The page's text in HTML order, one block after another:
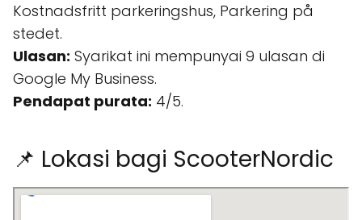
Kostnadsfritt parkeringshus, Parkering på
stedet.
Ulasan: Syarikat ini mempunyai 9 ulasan di
Google My Business.
Pendapat purata: 4/5.
📌 Lokasi bagi ScooterNordic